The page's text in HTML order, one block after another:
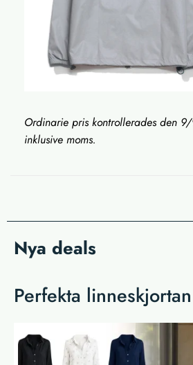
Ordinarie pris kontrollerades den
inklusive moms.
Nya deals
Perfekta